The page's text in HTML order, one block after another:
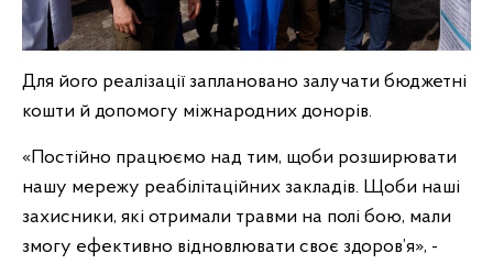
Для його реалізації заплановано залучати бюджетні
кошти й допомогу міжнародних донорів.
«Постійно працюємо над тим, щоби розширювати
нашу мережу реабілітаційних закладів. Щоби наші
захисники, які отримали травми на полі бою, мали
змогу ефективно відновлювати своє здоров’я», -